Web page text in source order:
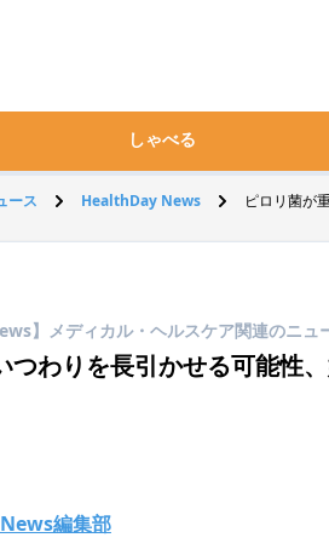
しゃべる
ース HealthDay News ピロリ菌が
】メディカル・ヘルスケア関連のニュ
つわりを長引かせる可能性
編集部